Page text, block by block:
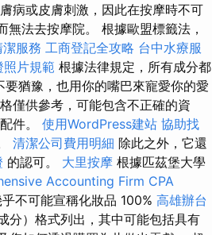
病或皮膚刺激，因此在按摩時不可
法去按摩院。 根據歐盟標籤法，
服務 工商登記全攻略 台中水療服
照片規範 根據法律規定，所有成分都
猶豫，也用你的嘴巴來寵愛你的愛
僅供參考，可能包含不正確的資
件。 使用WordPress建站 協助找
清潔公司費用明細 除此之外，它還
的認可。 大里按摩 根據匹茲堡大學
Accounting Firm CPA
不可能宣稱化妝品 100% 高雄辦台
分）格式列出，其中可能包括具有